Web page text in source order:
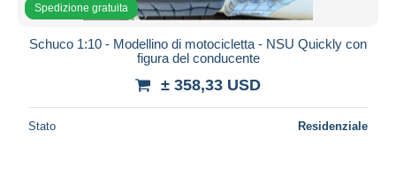
Spedizione gratuita
Schuco 1:10 - Modellino di motocicletta - NSU Quickly con
figura del conducente
± 358,33 USD
Stato Residenziale